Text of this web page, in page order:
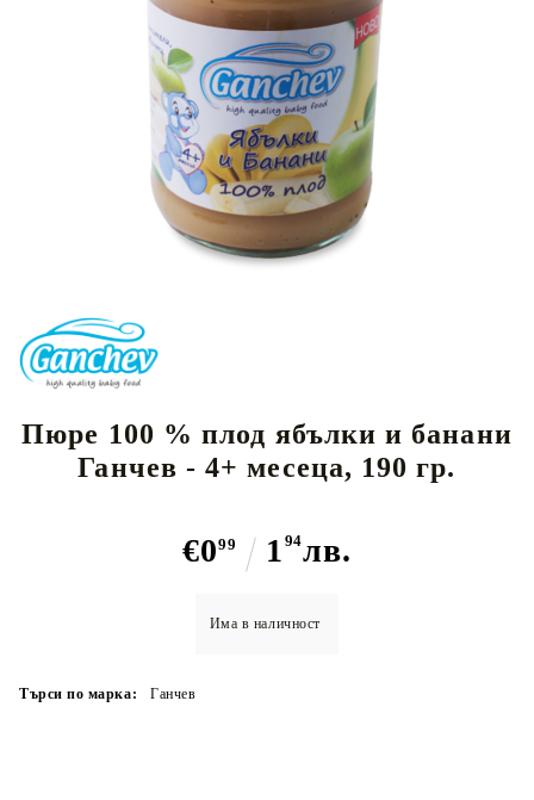
Пюре 100 % плод ябълки и банани
Ганчев - 4+ месеца, 190 гр.
€099 1 94лв.
Има в наличност
Търси по марка: Ганчев